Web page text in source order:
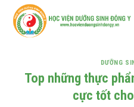
content
DƯỠNG
Top những thực
cực tốt